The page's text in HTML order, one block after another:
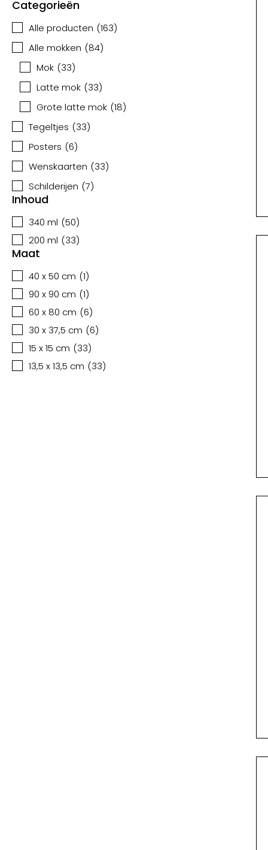
Categorieën
Alle producten (163)
Alle mokken (84)
Mok (33)
Latte mok (33)
Grote latte mok (18)
Tegeltjes (33)
Posters (6)
Wenskaarten (33)
Schilderijen (7)
Inhoud
340 ml (50)
200 ml (33)
Maat
40 x 50 cm (1)
90 x 90 cm (1)
60 x 80 cm (6)
30 x 37,5 cm (6)
15 x 15 cm (33)
13,5 x 13,5 cm (33)